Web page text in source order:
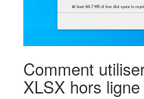
Comment
XLSX hors